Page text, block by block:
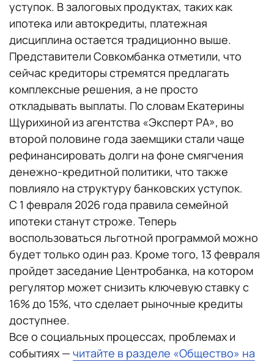
уступок. В залоговых продуктах, таких как
ипотека или автокредиты, платежная
дисциплина остается традиционно выше.
Представители Совкомбанка отметили, что
сейчас кредиторы стремятся предлагать
комплексные решения, а не просто
откладывать выплаты. По словам Екатерины
Щурихиной из агентства «Эксперт РА», во
второй половине года заемщики стали чаще
рефинансировать долги на фоне смягчения
денежно-кредитной политики, что также
повлияло на структуру банковских уступок.
С 1 февраля 2026 года правила семейной
ипотеки станут строже. Теперь
воспользоваться льготной программой можно
будет только один раз. Кроме того, 13 февраля
пройдет заседание Центробанка, на котором
регулятор может снизить ключевую ставку с
16% до 15%, что сделает рыночные кредиты
доступнее.
Все о социальных процессах, проблемах и
событиях — читайте в разделе «Общество» на